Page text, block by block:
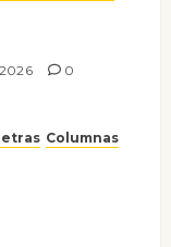
0
Columnas